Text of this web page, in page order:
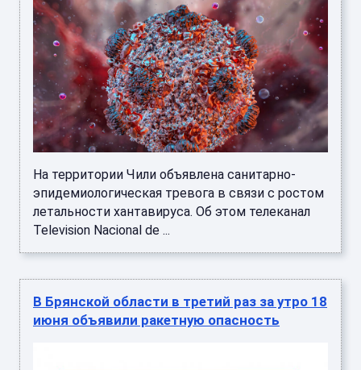
На территории Чили объявлена санитарно-
эпидемиологическая тревога в связи с ростом
летальности хантавируса. Об этом телеканал
Television Nacional de ...
В Брянской области в третий раз за утро 18
июня объявили ракетную опасность